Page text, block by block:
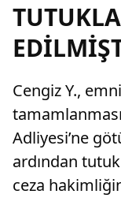
Cengiz Y.,
Adliyesi’ne
ardından
ceza